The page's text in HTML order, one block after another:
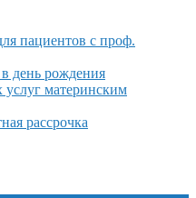
пациентов с проф.
день рождения
материнским
рассрочка